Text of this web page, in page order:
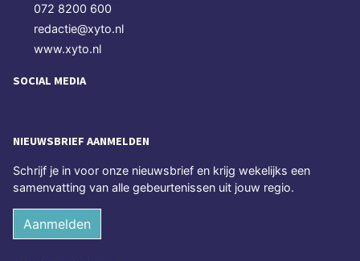
072 8200 600
redactie@xyto.nl
www.xyto.nl
SOCIAL MEDIA
NIEUWSBRIEF AANMELDEN
Schrijf je in voor onze nieuwsbrief en krijg wekelijks een
samenvatting van alle gebeurtenissen uit jouw regio.
Aanmelden